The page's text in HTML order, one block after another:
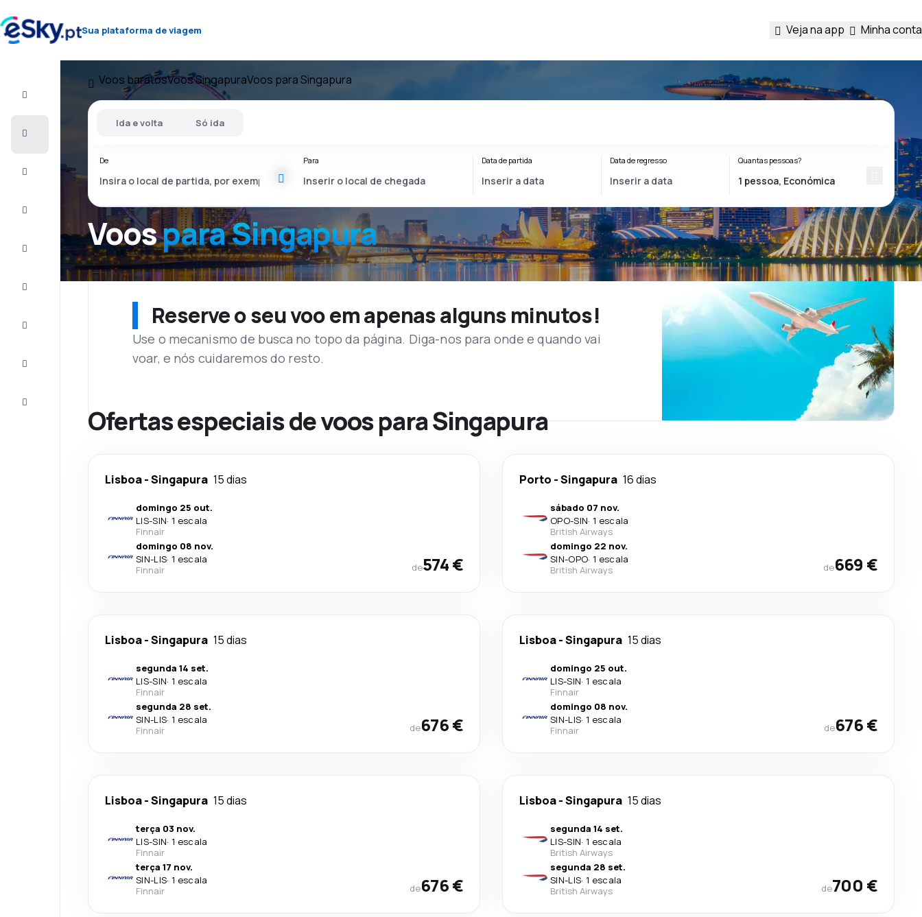
Sua plataforma de viagem Veja na app Minha conta
Alojamentos
Voos baratosVoos SingapuraVoos para Singapura
Voospara Singapura
Ida e volta Só ida
De Para Data de partida Data de regresso Quantas pessoas?
Reserve o seu voo em apenas alguns minutos!
Use o mecanismo de busca no topo da página. Diga-nos para onde e quando vai
voar, e nós cuidaremos do resto.
Ofertas especiais de voos para Singapura
Lisboa-Singapura 15 dias
domingo 25 out.
LIS-SIN· 1 escala
Finnair
domingo 08 nov.
SIN-LIS· 1 escala
Finnair
de574 €
Porto -Singapura 16 dias
sábado 07 nov.
OPO-SIN· 1 escala
British Airways
domingo 22 nov.
SIN-OPO· 1 escala
British Airways
de669 €
Lisboa-Singapura 15 dias
segunda 14 set.
LIS-SIN· 1 escala
Finnair
segunda 28 set.
SIN-LIS· 1 escala
Finnair
de676 €
Lisboa-Singapura 15 dias
domingo 25 out.
LIS-SIN· 1 escala
Finnair
domingo 08 nov.
SIN-LIS· 1 escala
Finnair
de676 €
Lisboa-Singapura 15 dias
terça 03 nov.
LIS-SIN· 1 escala
Finnair
terça 17 nov.
SIN-LIS· 1 escala
Finnair
de676 €
Lisboa-Singapura 15 dias
segunda 14 set.
LIS-SIN· 1 escala
British Airways
segunda 28 set.
SIN-LIS· 1 escala
British Airways
de700 €